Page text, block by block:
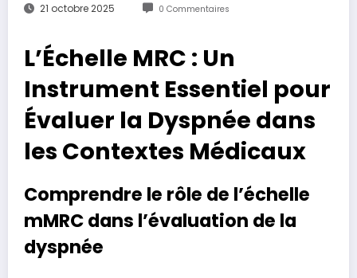
21 octobre 2025 0 Commentaires
L’Échelle MRC : Un
Instrument Essentiel pour
Évaluer la Dyspnée dans
les Contextes Médicaux
Comprendre le rôle de l’échelle
mMRC dans l’évaluation de la
dyspnée